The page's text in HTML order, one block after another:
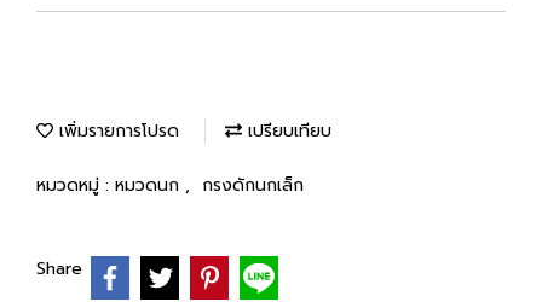
เพิ่มรายการโปรด เปรียบเทียบ
หมวดหมู่ : หมวดนก , กรงดักนกเล็ก
Share